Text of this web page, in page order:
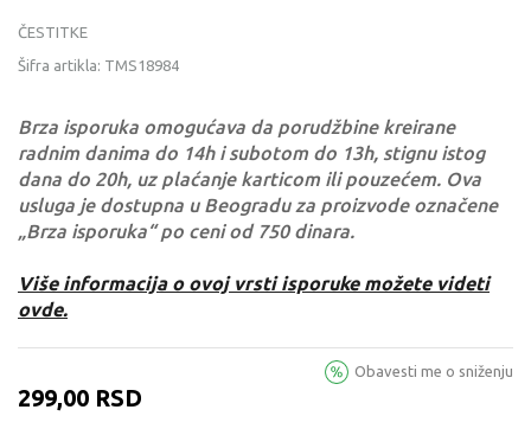
ČESTITKE
Šifra artikla: TMS18984
Brza isporuka omogućava da porudžbine kreirane
radnim danima do 14h i subotom do 13h, stignu istog
dana do 20h, uz plaćanje karticom ili pouzećem. Ova
usluga je dostupna u Beogradu za proizvode označene
„Brza isporuka“ po ceni od 750 dinara.
Više informacija o ovoj vrsti isporuke možete videti
ovde.
299,00 RSD
Obavesti me o sniženju